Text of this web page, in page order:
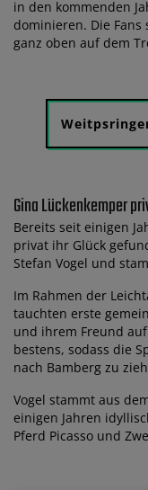
in den kommenden
dominieren. Die
ganz oben auf dem
Gina Lückenkemper
Bereits seit einigen
privat ihr Glück
Stefan Vogel und
Im Rahmen der
tauchten erste
und ihrem Freund
bestens, sodass die
nach Bamberg zu
Vogel stammt aus
einigen Jahren
Pferd Picasso und